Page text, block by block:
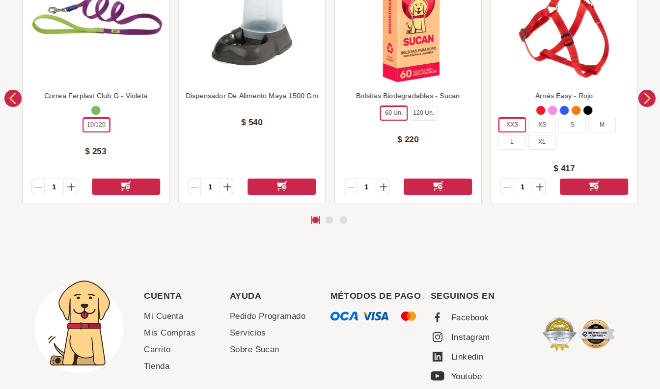
Correa Ferplast Club G - Violeta
10/120
$ 253
Dispensador De Alimento Maya 1500 Gm
$ 540
Bolsitas Biodegradables - Sucan
60 Un. 120 Un.
$ 220
Arnés Easy - Rojo
XXS XS S M
L XL
$ 417
CUENTA
Mi Cuenta
Mis Compras
Carrito
Tienda
AYUDA
Pedido Programado
Servicios
Sobre Sucan
MÉTODOS DE PAGO SEGUINOS EN
Facebook
Instagram
Linkedin
Youtube